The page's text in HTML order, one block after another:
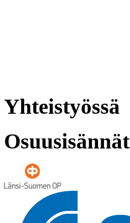
Yhteistyössä
Osuusisännät